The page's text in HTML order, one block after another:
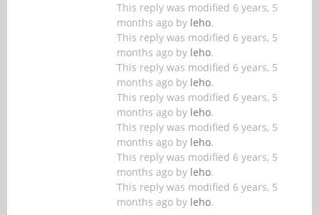
This reply was modified 6 years, 5
months ago by leho.
This reply was modified 6 years, 5
months ago by leho.
This reply was modified 6 years, 5
months ago by leho.
This reply was modified 6 years, 5
months ago by leho.
This reply was modified 6 years, 5
months ago by leho.
This reply was modified 6 years, 5
months ago by leho.
This reply was modified 6 years, 5
months ago by leho.